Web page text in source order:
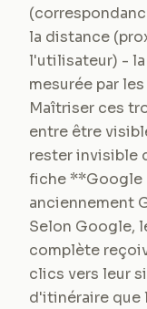
la distance
l'utilisateur) -
mesurée par
Maîtriser ces
entre être
rester invisible
fiche **Google
anciennement
Selon Google,
complète
clics vers leur
d'itinéraire que